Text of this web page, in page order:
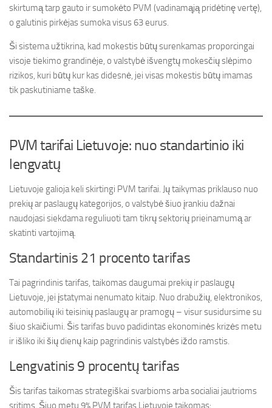
skirtumą tarp gauto ir sumokėto PVM (vadinamąją pridėtinę vertę),
o galutinis pirkėjas sumoka visus 63 eurus.
Ši sistema užtikrina, kad mokestis būtų surenkamas proporcingai
visoje tiekimo grandinėje, o valstybė išvengtų mokesčių slėpimo
rizikos, kuri būtų kur kas didesnė, jei visas mokestis būtų imamas
tik paskutiniame taške.
PVM tarifai Lietuvoje: nuo standartinio iki
lengvatų
Lietuvoje galioja keli skirtingi PVM tarifai. Jų taikymas priklauso nuo
prekių ar paslaugų kategorijos, o valstybė šiuo įrankiu dažnai
naudojasi siekdama reguliuoti tam tikrų sektorių prieinamumą ar
skatinti vartojimą.
Standartinis 21 procento tarifas
Tai pagrindinis tarifas, taikomas daugumai prekių ir paslaugų
Lietuvoje, jei įstatymai nenumato kitaip. Nuo drabužių, elektronikos,
automobilių iki teisinių paslaugų ar pramogų – visur susidursime su
šiuo skaičiumi. Šis tarifas buvo padidintas ekonominės krizės metu
ir išliko iki šių dienų kaip pagrindinis valstybės iždo ramstis.
Lengvatinis 9 procentų tarifas
Šis tarifas taikomas strategiškai svarbioms arba socialiai jautrioms
sritims. Šiuo metu 9% PVM tarifas Lietuvoje taikomas: